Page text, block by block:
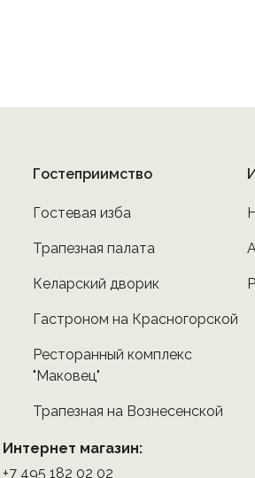
Гостеприимство
Гостевая изба
Трапезная палата
Келарский дворик
Гастроном на Красногорской
Ресторанный комплекс
"Маковец"
Трапезная на Вознесенской
Интернет магазин:
+7 495 182 02 02